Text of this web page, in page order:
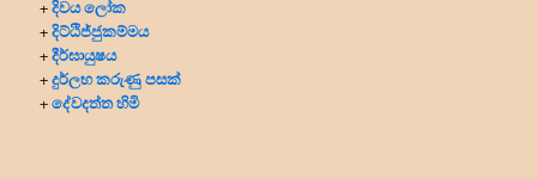
+දිවය ලෝක
+දිට්ඨිජ්ජුකම්මය
+දීර්ඝායුෂය
+දුර්ලභ කරුණු පසක්
+දේවදත්ත හිමි